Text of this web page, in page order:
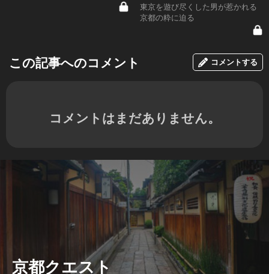
東京を遊び尽くした男が惹かれる
京都の粋に迫る
この記事へのコメント コメントする
コメントはまだありません。
京都クエスト